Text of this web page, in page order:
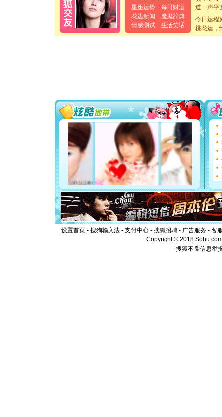
星座运势
每日财运
花边新闻
魔鬼辞典
情感测试
生活笑话
道一声平
[春节]
传
片叶子是
送你一棵
[圣诞节]
[元旦]看
断电。
你是我
[元旦]
如
起；二
离。水
[元旦]
当
泣，这
卖了。
[春节] 风
颜！冬去
道一声平
[春节]传
片叶子是
送你一棵
今日运程
桃花运，
设置首页 - 搜狗输入法 - 支付中心 - 搜狐招聘 - 广告服务 - 客
Copyright © 2018
搜狐不良信息举